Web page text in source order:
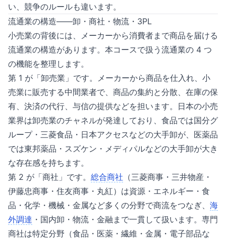
い、競争のルールも違います。
流通業の構造——卸・商社・物流・3PL
小売業の背後には、メーカーから消費者まで商品を届ける
流通業の構造があります。本コースで扱う流通業の 4 つ
の機能を整理します。
第 1 が「卸売業」です。メーカーから商品を仕入れ、小
売業に販売する中間業者で、商品の集約と分散、在庫の保
有、決済の代行、与信の提供などを担います。日本の小売
業界は卸売業のチャネルが発達しており、食品では国分グ
ループ・三菱食品・日本アクセスなどの大手卸が、医薬品
では東邦薬品・スズケン・メディパルなどの大手卸が大き
な存在感を持ちます。
第 2 が「商社」です。 総合商社 （三菱商事・三井物産・
伊藤忠商事・住友商事・丸紅）は資源・エネルギー・食
品・化学・機械・金属など多くの分野で商流をつなぎ、 海
外調達 ・国内卸・物流・金融まで一貫して扱います。専門
商社は特定分野（食品・医薬・繊維・金属・電子部品な